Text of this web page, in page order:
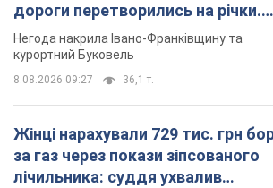
дороги перетворились на річки.
Відео
Негода накрила Івано-Франківщину та
курортний Буковель
8.08.2026 09:27 36,1 т.
Жінці нарахували 729 тис. грн
за газ через покази зіпсованого
лічильника: суддя ухвалив